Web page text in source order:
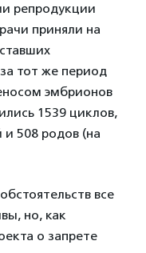
репродукции
приняли на
тот же период
эмбрионов
1539 циклов,
и 508 родов (на
все
но, как
о запрете